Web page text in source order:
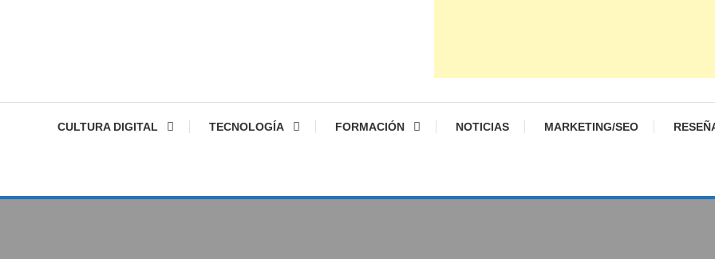
CULTURA DIGITAL TECNOLOGÍA FORMACIÓN NOTICIAS MARKETING/SEO